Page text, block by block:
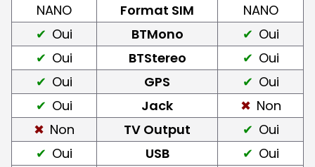
NANO Format SIM
NANO
Oui
BTMono
Oui
Oui
BTStereo
Oui
Oui
GPS
Oui
Oui
Jack
Non
Non
TV Output
Oui
Oui
USB
Oui